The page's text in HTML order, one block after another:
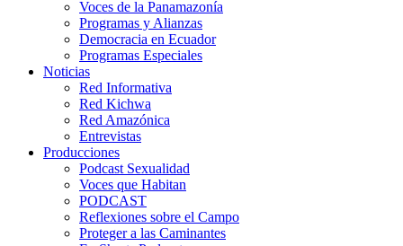
Voces de la Panamazonía
Programas y Alianzas
Democracia en Ecuador
Programas Especiales
Noticias
Red Informativa
Red Kichwa
Red Amazónica
Entrevistas
Producciones
Podcast Sexualidad
Voces que Habitan
PODCAST
Reflexiones sobre el Campo
Proteger a las Caminantes